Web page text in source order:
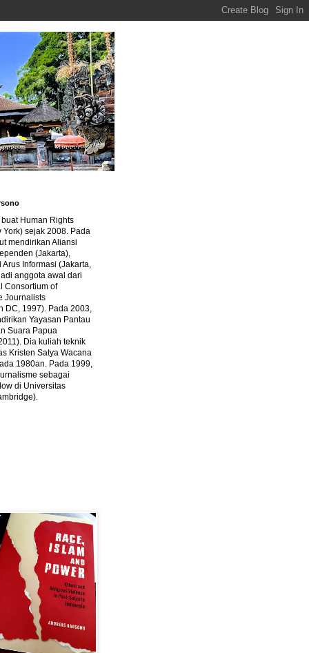
Human Rights
York) sejak 2008. Pada
mendirikan Aliansi
(Jakarta),
Arus Informasi (Jakarta,
anggota awal dari
Consortium of
Journalists
DC, 1997). Pada 2003,
Yayasan Pantau
Suara Papua
Dia kuliah teknik
Kristen Satya Wacana
1980an. Pada 1999,
sebagai
di Universitas